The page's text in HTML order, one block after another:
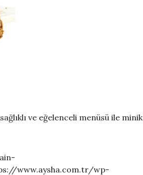
ve eğelenceli menüsü ile minik
www.aysha.com.tr/wp-